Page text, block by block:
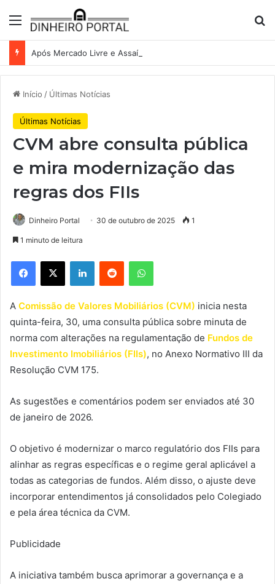
Menu
Início / Últimas Notícias
Últimas Notícias
CVM abre consulta pública
e mira modernização das
regras dos FIIs
Dinheiro Portal 30 de outubro de 2025 1
1 minuto de leitura
Facebook
X LinkedinReddit WhatsApp
A Comissão de Valores Mobiliários (CVM) inicia nesta
quinta-feira, 30, uma consulta pública sobre minuta de
norma com alterações na regulamentação de Fundos de
Investimento Imobiliários (FIIs), no Anexo Normativo III da
Resolução CVM 175.
As sugestões e comentários podem ser enviados até 30
de janeiro de 2026.
O objetivo é modernizar o marco regulatório dos FIIs para
alinhar as regras específicas e o regime geral aplicável a
todas as categorias de fundos. Além disso, o ajuste deve
incorporar entendimentos já consolidados pelo Colegiado
e pela área técnica da CVM.
Publicidade
A iniciativa também busca aprimorar a governança e a